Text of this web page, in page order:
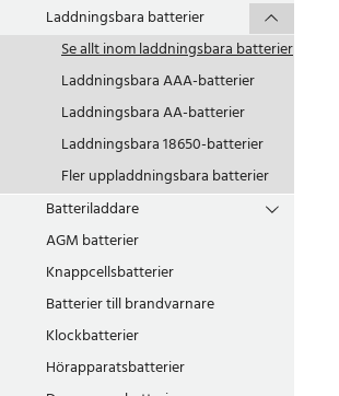
Laddningsbara batterier
Se allt inomladdningsbara batterier
Laddningsbara AAA-batterier
Laddningsbara AA-batterier
Laddningsbara 18650-batterier
Fler uppladdningsbara batterier
Batteriladdare
AGM batterier
Knappcellsbatterier
Batterier till brandvarnare
Klockbatterier
Hörapparatsbatterier